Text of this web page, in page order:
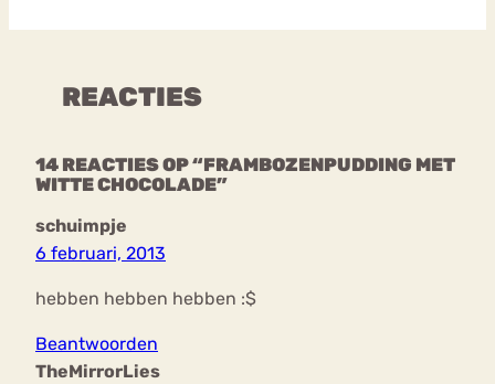
REACTIES
14 REACTIES OP “FRAMBOZENPUDDING MET
WITTE CHOCOLADE”
schuimpje
6 februari, 2013
hebben hebben hebben :$
Beantwoorden
TheMirrorLies